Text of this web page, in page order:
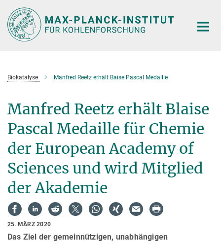
Hauptinhalt
Biokatalyse Manfred Reetz erhält Baise Pascal Medaille
Manfred Reetz erhält Blaise
Pascal Medaille für Chemie
der European Academy of
Sciences und wird Mitglied
der Akademie
25. MÄRZ 2020
Das Ziel der gemeinnützigen, unabhängigen